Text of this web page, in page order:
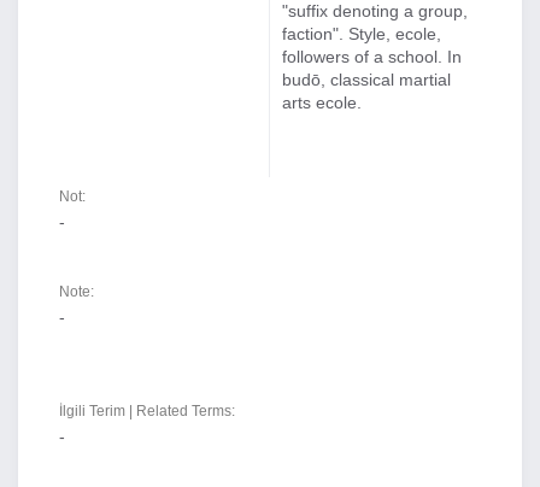
"suffix denoting a group,
faction". Style, ecole,
followers of a school. In
budō, classical martial
arts ecole.
Not:
-
Note:
-
İlgili Terim | Related Terms:
-